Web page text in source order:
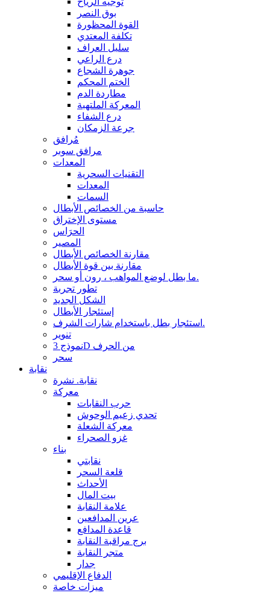
بوق النصر
القوة المحظورة
تكلفة المعتدي
سليل العراف
درع الراعي
جوهرة الشجاع
الختم المحكم
مطاردة الدم
المعركة الملتهبة
درع الشفاء
جرعة الزمكان
مُرافق
مرافق سوبر
المعدات
التقنيات السحرية
المعدات
السمات
حاسبة من الخصائص الأبطال
مستوى الإختراق
الحرَاس
المصير
مقارنة الخصائص الأبطال
مقارنة بين قوة الأبطال
ما بطل لوضع المواهب ، رون أو سحر.
تطور تجربة
الشكل الجديد
إستئجار الأبطال
استئجار بطل باستخدام شارات الشرف.
تنوير
نموذج 3D من الحرف
سحر
نقابة
نقابة. نشرة
معركة
حرب النقابات
تحدي زعيم الوحوش
معركة الشعلة
غزو الصحراء
بناء
نقابتي
قلعة السحر
الأحداث
بيت المال
علامة النقابة
عرين المدافعين
قاعدة المدافع
برج مراقبة النقابة
متجر النقابة
جدار
الدفاع الإقليمي
ميزات خاصة